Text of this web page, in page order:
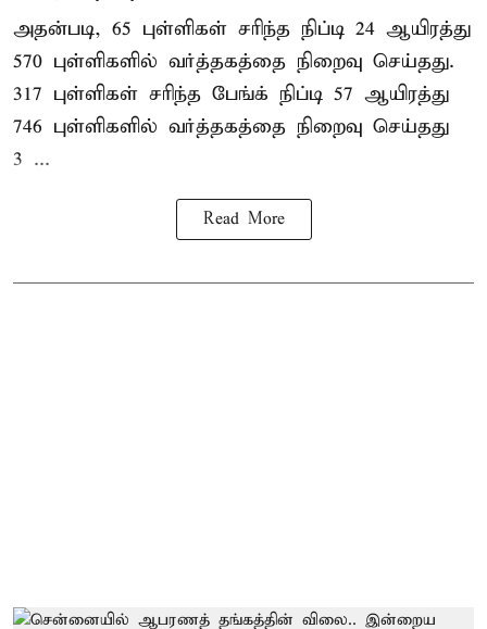
அதன்படி, 65 புள்ளிகள் சரிந்த நிப்டி 24 ஆயிரத்து
570 புள்ளிகளில் வர்த்தகத்தை நிறைவு செய்தது.
317 புள்ளிகள் சரிந்த பேங்க் நிப்டி 57 ஆயிரத்து
746 புள்ளிகளில் வர்த்தகத்தை நிறைவு செய்தது
3 ...
Read More